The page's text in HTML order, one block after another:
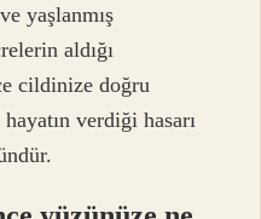
yaşlanmış
aldığı
cildinize doğru
verdiği hasarı